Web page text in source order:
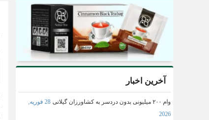
آخرین اخبار
وام ۲۰۰ میلیونی بدون دردسر به کشاورزان گیلانی
28 فوریه,
2026